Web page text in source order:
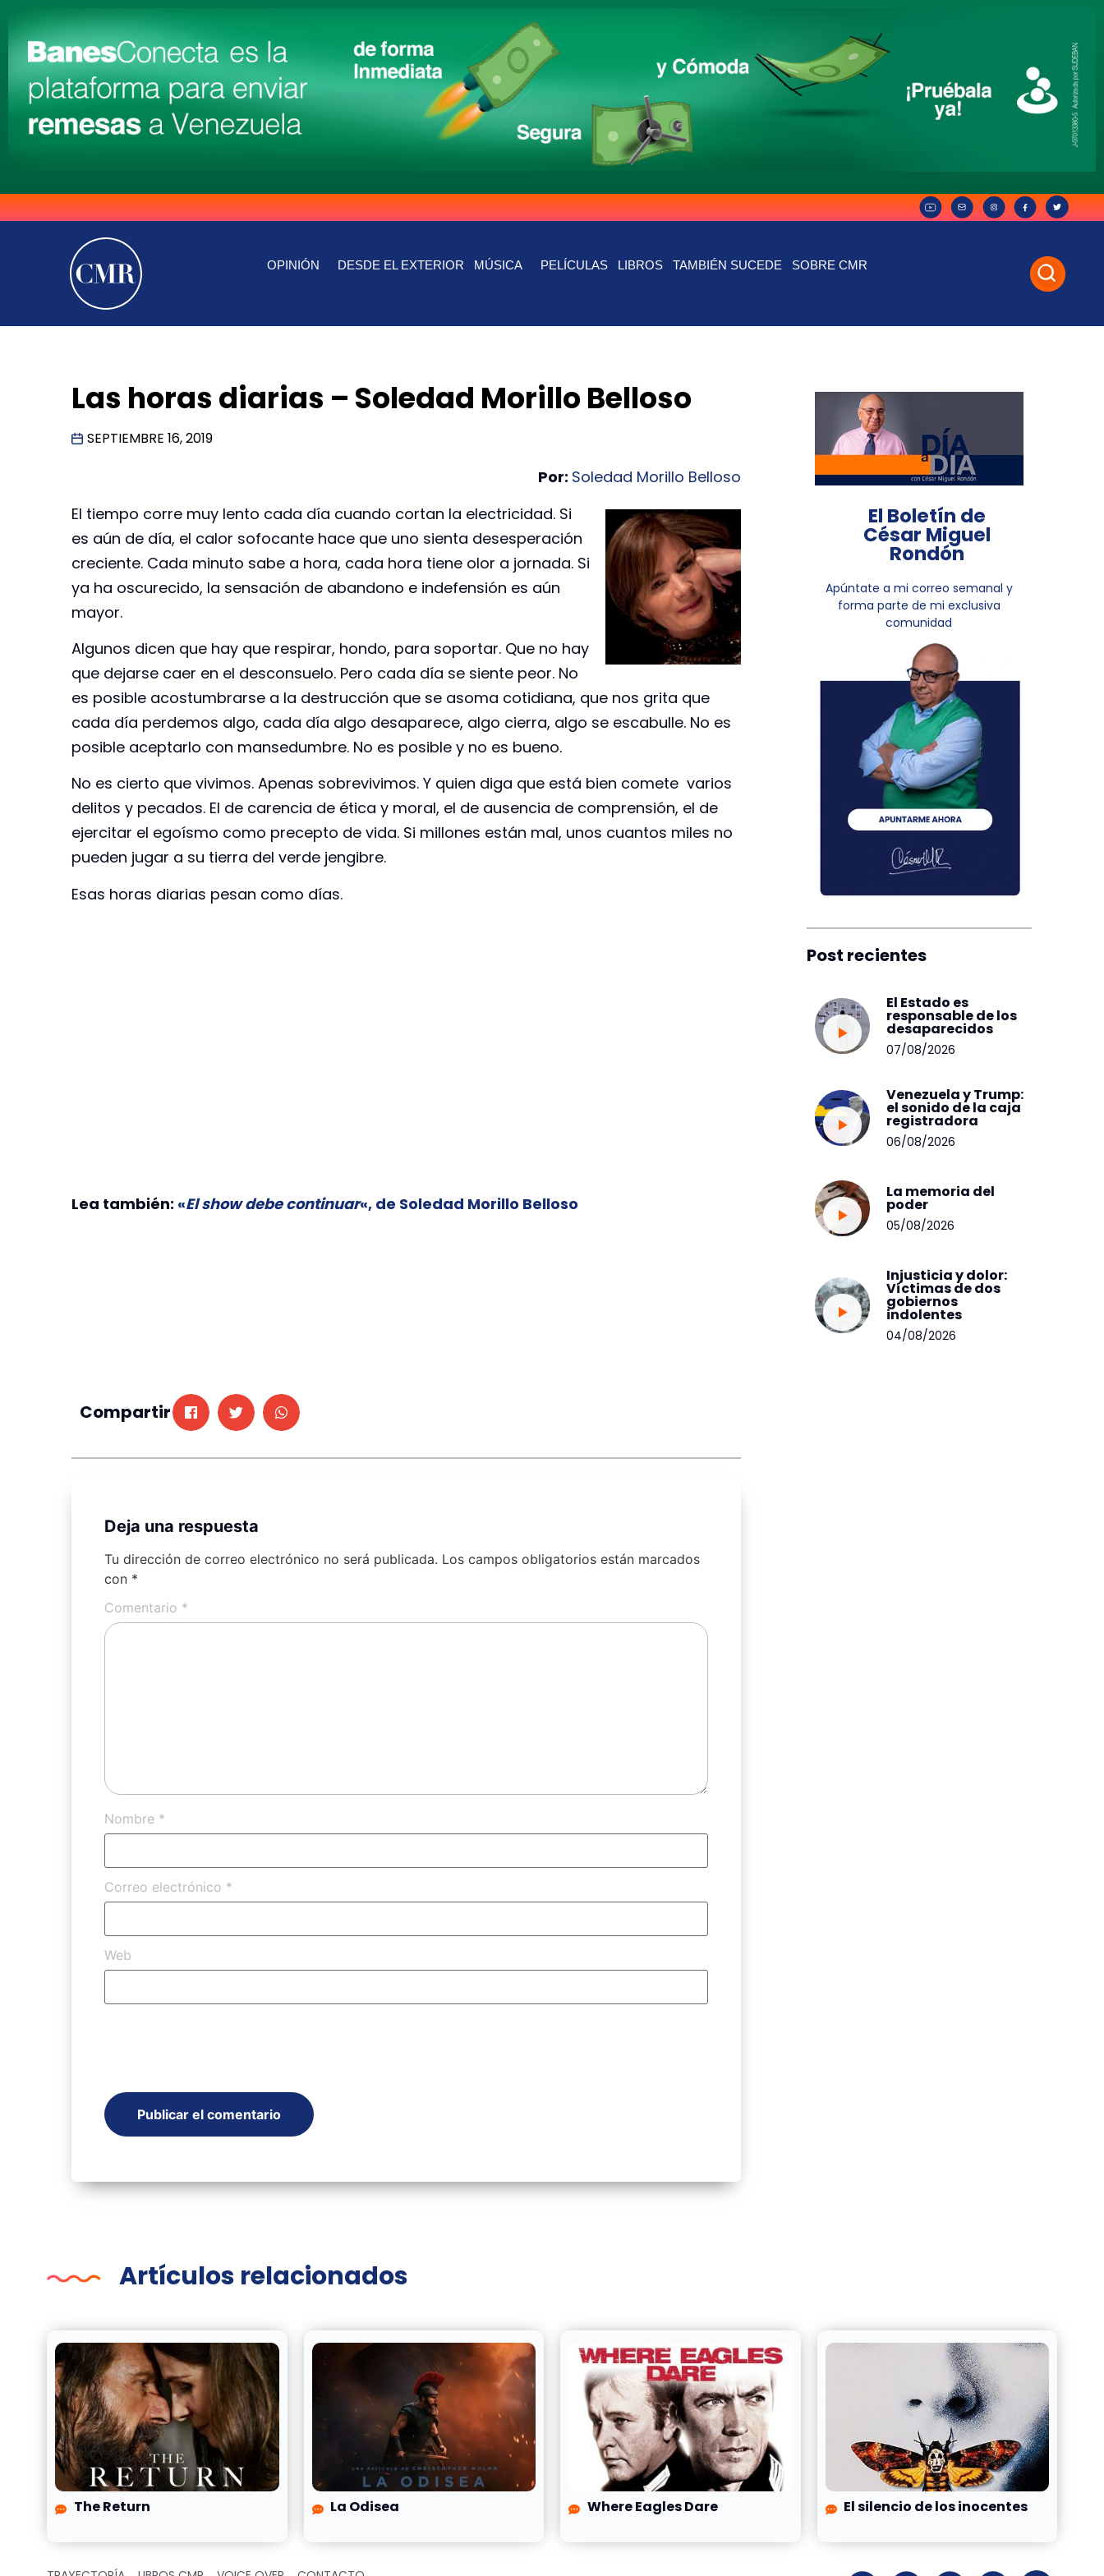
OPINIÓN DESDE EL EXTERIOR MÚSICA PELÍCULAS LIBROS TAMBIÉN SUCEDE SOBRE CMR
Las horas diarias – Soledad Morillo Belloso
SEPTIEMBRE 16, 2019
Por: Soledad Morillo Belloso
El tiempo corre muy lento cada día cuando cortan la electricidad. Si
es aún de día, el calor sofocante hace que uno sienta desesperación
creciente. Cada minuto sabe a hora, cada hora tiene olor a jornada. Si
ya ha oscurecido, la sensación de abandono e indefensión es aún
mayor.
Algunos dicen que hay que respirar, hondo, para soportar. Que no hay
que dejarse caer en el desconsuelo. Pero cada día se siente peor. No
es posible acostumbrarse a la destrucción que se asoma cotidiana, que nos grita que
cada día perdemos algo, cada día algo desaparece, algo cierra, algo se escabulle. No es
posible aceptarlo con mansedumbre. No es posible y no es bueno.
No es cierto que vivimos. Apenas sobrevivimos. Y quien diga que está bien comete varios
delitos y pecados. El de carencia de ética y moral, el de ausencia de comprensión, el de
ejercitar el egoísmo como precepto de vida. Si millones están mal, unos cuantos miles no
pueden jugar a su tierra del verde jengibre.
Esas horas diarias pesan como días.
Lea también: «El show debe continuar«, de Soledad Morillo Belloso
Compartir
Deja una respuesta
Tu dirección de correo electrónico no será publicada. Los campos obligatorios están marcados
con *
Comentario *
Nombre *
Correo electrónico *
Web
El Boletín de
César Miguel
Rondón
Apúntate a mi correo semanal y
forma parte de mi exclusiva
comunidad
Post recientes
El Estado es
responsable de los
desaparecidos
07/08/2026
Venezuela y Trump:
el sonido de la caja
registradora
06/08/2026
La memoria del
poder
05/08/2026
Injusticia y dolor:
Víctimas de dos
gobiernos
indolentes
04/08/2026
Artículos relacionados
The Return La Odisea Where Eagles Dare El silencio de los inocentes